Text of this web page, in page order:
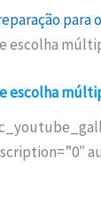
para
escolha
escolha